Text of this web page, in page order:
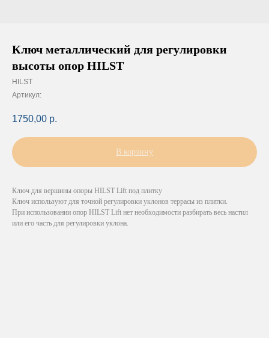
Ключ металлический для регулировки
высоты опор HILST
HILST
Артикул:
1750,00 р.
В корзину
Ключ для вершины опоры HILST Lift под плитку
Ключ используют для точной регулировки уклонов террасы из плитки.
При использовании опор HILST Lift нет необходимости разбирать весь настил
или его часть для регулировки уклона.